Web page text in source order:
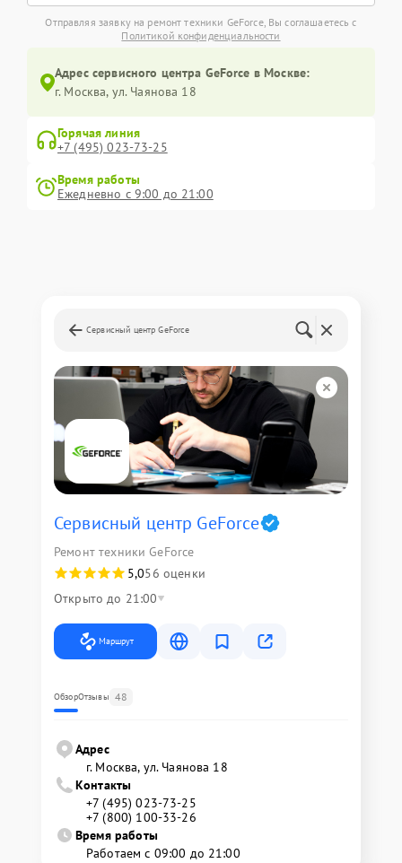
Отправляя заявку на ремонт техники GeForce, Вы соглашаетесь с
Политикой конфиденциальности
Адрес сервисного центра GeForce в Москве:
г. Москва, ул. Чаянова 18
Горячая линия
+7 (495) 023-73-25
Время работы
Ежедневно с 9:00 до 21:00
Сервисный центр GeForce
Сервисный центр GeForce
Ремонт техники GeForce
5,056 оценки
Открыто до 21:00
Маршрут
ОбзорОтзывы 48
Адрес
г. Москва, ул. Чаянова 18
Контакты
+7 (495) 023-73-25
+7 (800) 100-33-26
Время работы
Работаем с 09:00 до 21:00